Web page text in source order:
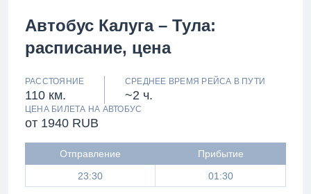
Автобус Калуга – Тула:
расписание, цена
РАССТОЯНИЕ
110 км.
СРЕДНЕЕ ВРЕМЯ РЕЙСА В ПУТИ
~2 ч.
ЦЕНА БИЛЕТА НА АВТОБУС
от 1940 RUB
Отправление
Прибытие
23:30
01:30